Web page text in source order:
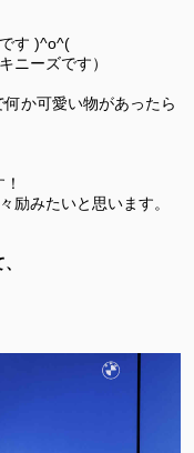
す )^o^(
ニーズです）
か可愛い物があったら
励みたいと思います。